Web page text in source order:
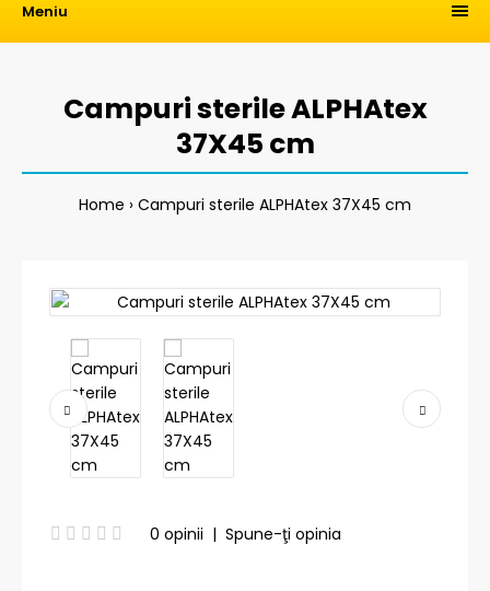
Meniu
Campuri sterile ALPHAtex
37X45 cm
Home Campuri sterile ALPHAtex 37X45 cm
0 opinii | Spune-ţi opinia